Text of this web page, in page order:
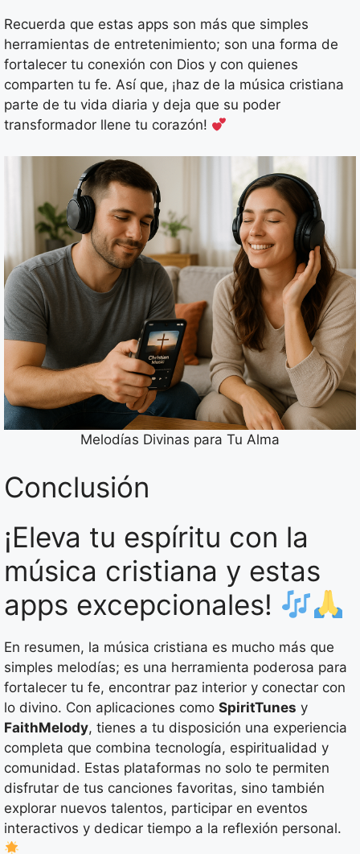
Recuerda que estas apps son más que simples
herramientas de entretenimiento; son una forma de
fortalecer tu conexión con Dios y con quienes
comparten tu fe. Así que, ¡haz de la música cristiana
parte de tu vida diaria y deja que su poder
transformador llene tu corazón!
Melodías Divinas para Tu Alma
Conclusión
¡Eleva tu espíritu con la
música cristiana y estas
apps excepcionales!
En resumen, la música cristiana es mucho más que
simples melodías; es una herramienta poderosa para
fortalecer tu fe, encontrar paz interior y conectar con
lo divino. Con aplicaciones como SpiritTunes y
FaithMelody, tienes a tu disposición una experiencia
completa que combina tecnología, espiritualidad y
comunidad. Estas plataformas no solo te permiten
disfrutar de tus canciones favoritas, sino también
explorar nuevos talentos, participar en eventos
interactivos y dedicar tiempo a la reflexión personal.